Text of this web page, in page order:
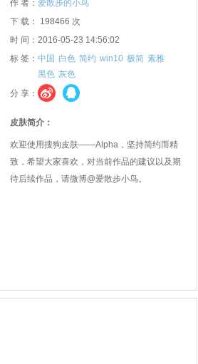
作 者： 爱散步的小鸟
下 载： 198466 次
时 间：2016-05-23 14:56:02
标 签： 中国 白色 简约 win10 极简 素雅
黑色 灰色
分 享：
皮肤简介：
欢迎使用搜狗皮肤——Alpha，坚持简约而精
致，希望大家喜欢，对当前作品的建议以及期
待后续作品，请微博@爱散步小鸟。